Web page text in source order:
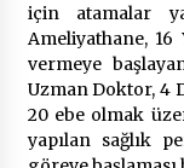
için atamalar
Ameliyathane, 16
vermeye
Uzman Doktor, 4
20 ebe olmak
yapılan sağlık